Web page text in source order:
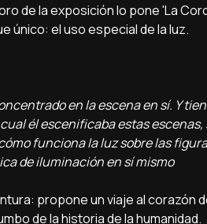
de la exposición lo pone 'La
único: el uso especial de la luz.
en la escena en sí. Y
él escenificaba estas escenas,
funciona la luz sobre las
de iluminación en sí mismo
propone un viaje al corazón
de la historia de la humanidad.